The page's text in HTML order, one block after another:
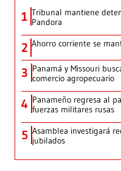
1 Tribunal mantiene
Pandora
2 Ahorro corriente se
3 Panamá y Missouri
comercio agropecuario
4 Panameño regresa al
fuerzas militares rusas
5 Asamblea investigará
jubilados